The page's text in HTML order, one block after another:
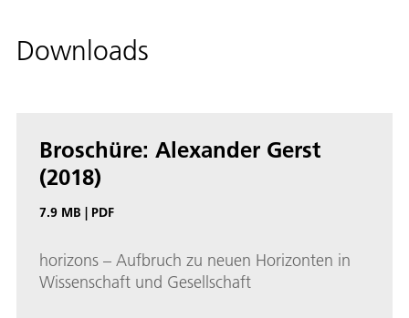
Downloads
Broschüre: Alexander Gerst
(2018)
7.9 MB | PDF
horizons – Aufbruch zu neuen Horizonten in
Wissenschaft und Gesellschaft